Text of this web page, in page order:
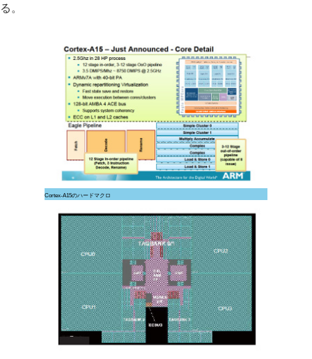
る。
Cortex-A15のハードマクロ